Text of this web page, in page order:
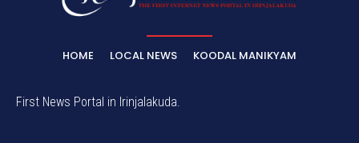
HOME LOCAL NEWS KOODAL MANIKYAM
First News Portal in Irinjalakuda.